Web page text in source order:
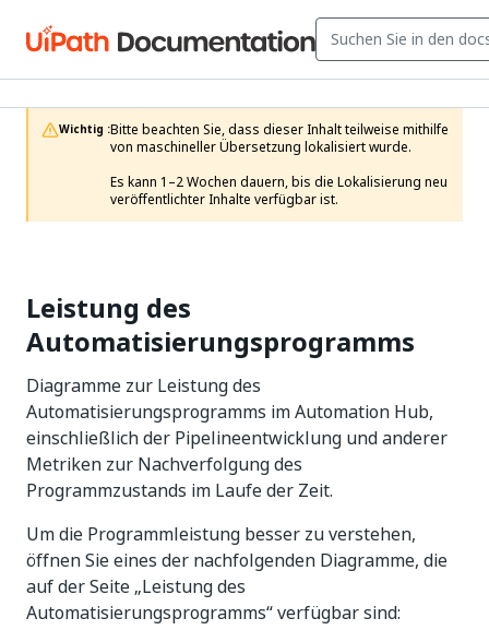
Wichtig :Bitte beachten Sie, dass dieser Inhalt teilweise mithilfe
von maschineller Übersetzung lokalisiert wurde.
Es kann 1–2 Wochen dauern, bis die Lokalisierung neu
veröffentlichter Inhalte verfügbar ist.
Leistung des
Automatisierungsprogramms
Diagramme zur Leistung des
Automatisierungsprogramms im Automation Hub,
einschließlich der Pipelineentwicklung und anderer
Metriken zur Nachverfolgung des
Programmzustands im Laufe der Zeit.
Um die Programmleistung besser zu verstehen,
öffnen Sie eines der nachfolgenden Diagramme, die
auf der Seite „Leistung des
Automatisierungsprogramms“ verfügbar sind: